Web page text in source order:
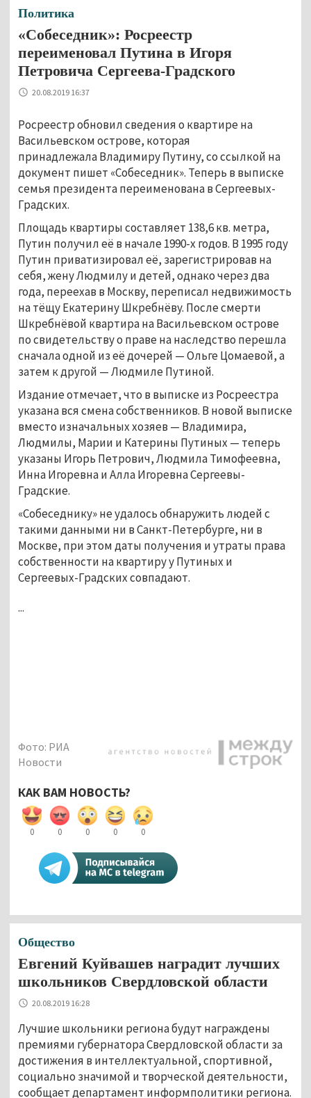
Политика
«Собеседник»: Росреестр
переименовал Путина в Игоря
Петровича Сергеева-Градского
20.08.2019 16:37
Росреестр обновил сведения о квартире на
Васильевском острове, которая
принадлежала Владимиру Путину, со ссылкой на
документ пишет «Собеседник». Теперь в выписке
семья президента переименована в Сергеевых-
Градских.
Площадь квартиры составляет 138,6 кв. метра,
Путин получил её в начале 1990-х годов. В 1995 году
Путин приватизировал её, зарегистрировав на
себя, жену Людмилу и детей, однако через два
года, переехав в Москву, переписал недвижимость
на тёщу Екатерину Шкребнёву. После смерти
Шкребнёвой квартира на Васильевском острове
по свидетельству о праве на наследство перешла
сначала одной из её дочерей — Ольге Цомаевой, а
затем к другой — Людмиле Путиной.
Издание отмечает, что в выписке из Росреестра
указана вся смена собственников. В новой выписке
вместо изначальных хозяев — Владимира,
Людмилы, Марии и Катерины Путиных — теперь
указаны Игорь Петрович, Людмила Тимофеевна,
Инна Игоревна и Алла Игоревна Сергеевы-
Градские.
«Собеседнику» не удалось обнаружить людей с
такими данными ни в Санкт-Петербурге, ни в
Москве, при этом даты получения и утраты права
собственности на квартиру у Путиных и
Сергеевых-Градских совпадают.
...
Фото: РИА
Новости
КАК ВАМ НОВОСТЬ?
0 0 0 0 0
Общество
Евгений Куйвашев наградит лучших
школьников Свердловской области
20.08.2019 16:28
Лучшие школьники региона будут награждены
премиями губернатора Свердловской области за
достижения в интеллектуальной, спортивной,
социально значимой и творческой деятельности,
сообщает департамент информполитики региона.